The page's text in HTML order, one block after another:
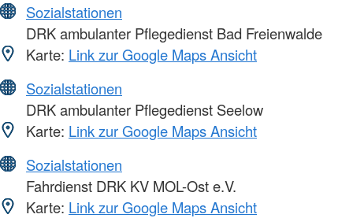
Sozialstationen
DRK ambulanter Pflegedienst Bad Freienwalde
Karte: Link zur Google Maps Ansicht
Sozialstationen
DRK ambulanter Pflegedienst Seelow
Karte: Link zur Google Maps Ansicht
Sozialstationen
Fahrdienst DRK KV MOL-Ost e.V.
Karte: Link zur Google Maps Ansicht